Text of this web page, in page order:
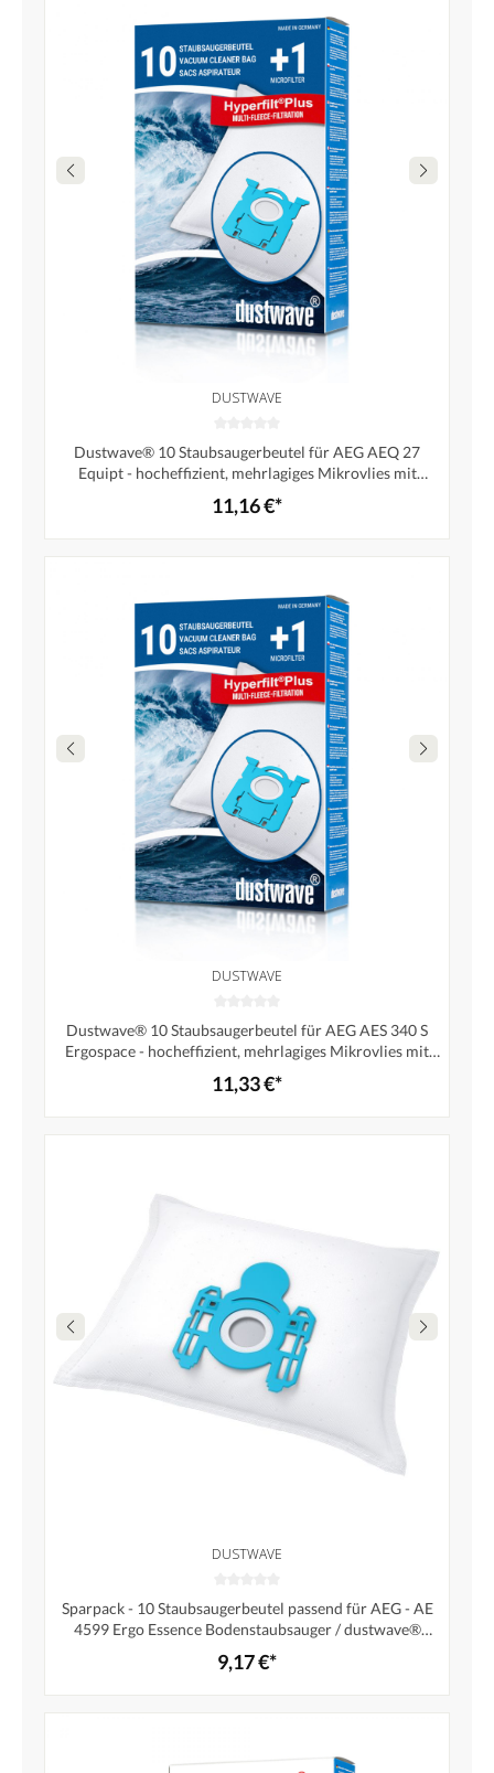
DUSTWAVE
Dustwave® 10 Staubsaugerbeutel für AEG AEQ 27
Equipt - hocheffizient, mehrlagiges Mikrovlies mit
Hygieneverschluss - Made in Germany
11,16 €*
DUSTWAVE
Dustwave® 10 Staubsaugerbeutel für AEG AES 340 S
Ergospace - hocheffizient, mehrlagiges Mikrovlies mit
Hygieneverschluss - Made in Germany
11,33 €*
DUSTWAVE
Sparpack - 10 Staubsaugerbeutel passend für AEG - AE
4599 Ergo Essence Bodenstaubsauger / dustwave®
Markenstaubbeutel – Made in Germany + Microfilter
9,17 €*